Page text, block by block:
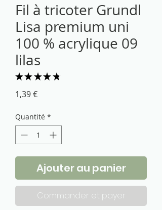
Fil à tricoter Grundl
Lisa premium uni
100 % acrylique 09
lilas
★ ★ ★ ★ ★
1,39 €Prix
Quantité *
Ajouter au panier
Commander et payer